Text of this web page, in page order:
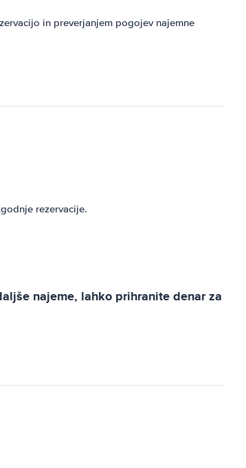
in preverjanjem pogojev najemne
rezervacije.
najeme, lahko prihranite denar za